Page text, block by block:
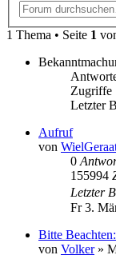
1 Thema • Seite 1
Zugriffe
Letzter
Aufruf
von
0
155994
Letzter
Fr 3.
Bitte
von Volker»